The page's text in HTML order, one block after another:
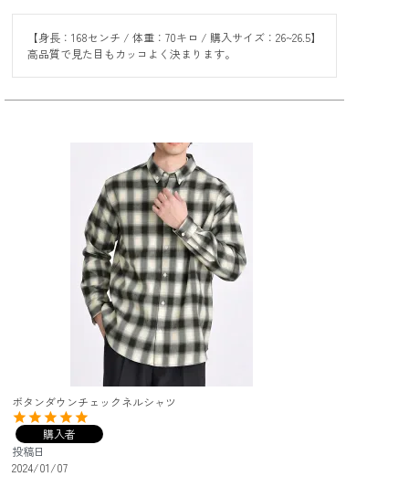
【身長：168センチ / 体重：70キロ / 購入サイズ：26~26.5】
高品質で見た目もカッコよく決まります。
ボタンダウンチェックネルシャツ
購入者
投稿日
2024/01/07